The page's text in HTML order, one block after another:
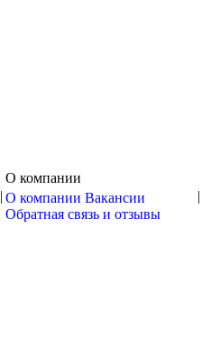
|
О компании
О компании Вакансии
Обратная связь и отзывы
|